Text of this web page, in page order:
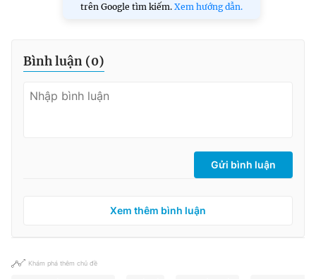
trên Google tìm kiếm. Xem hướng dẫn.
Bình luận (0)
Gửi bình luận
Xem thêm bình luận
Khám phá thêm chủ đề